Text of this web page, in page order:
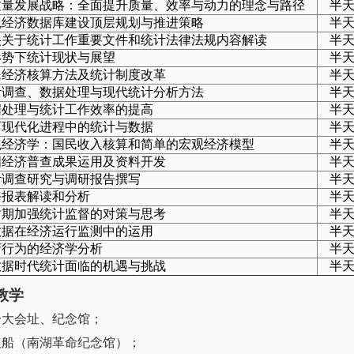
发展战略：全面提升质量、效率与动力的理念与路径
半天
济数据库建设顶层规划与推进策略
半天
于统计工作重要文件和统计法律法规内容解读
半天
下统计现状与展望
半天
济核算方法及统计制度改革
半天
查、数据处理与现代统计分析方法
半天
理与统计工作效率的提高
半天
代化进程中的统计与数据
半天
济学：国民收入核算和简单的宏观经济模型
半天
济普查成果运用及资料开发
半天
查研究与调研报告撰写
半天
表解读和分析
半天
加强统计监督的对策与思考
半天
在经济运行监测中的运用
半天
为的经济学分析
半天
时代统计面临的机遇与挑战
半天
学
会址、纪念馆；
（南湖革命纪念馆）；